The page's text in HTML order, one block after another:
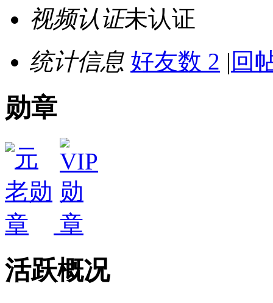
视频认证未认证
统计信息 好友数 2 | 回
勋章
活跃概况